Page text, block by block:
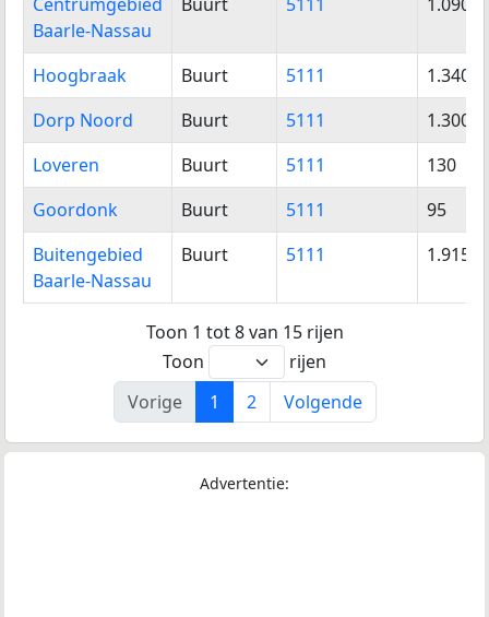
Baarle-Nassau
Hoogbraak Buurt 5111
1.340
Dorp Noord
Buurt 5111
1.300
Loveren
Buurt 5111
130
Goordonk
Buurt 5111
95
Buitengebied
Baarle-Nassau
Buurt 5111 1.915
Toon 1 tot 8 van 15 rijen
Toon
rijen
Vorige
1 2 Volgende
Advertentie: